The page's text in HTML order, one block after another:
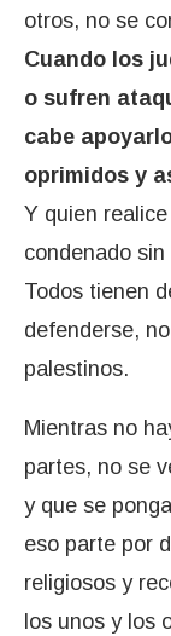
otros, no se
Cuando los
o sufren
cabe
oprimidos y
Y quien
condenado
Todos tienen
defenderse,
palestinos.
Mientras no
partes, no se
y que se
eso parte por
religiosos y
los unos y los